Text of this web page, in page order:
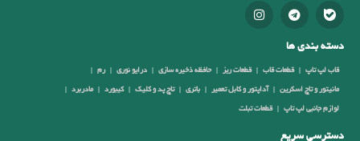
دسته بندی ها
قاب لپ تاپ قطعات قاب قطعات ریز حافظه ذخیره سازی درایو نوری رم
مانیتور و تاچ اسکرین آداپتور و کابل تعمیر باتری تاچ پد و کلیک کیبورد مادربرد
لوازم جانبی لپ تاپ قطعات تبلت
دسترسی سریع